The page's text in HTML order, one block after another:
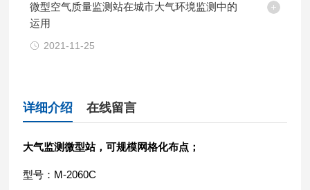
微型空气质量监测站在城市大气环境监测中的
运用
2021-11-25
详细介绍 在线留言
大气监测微型站，可规模网格化布点 ；
型号：M-2060C